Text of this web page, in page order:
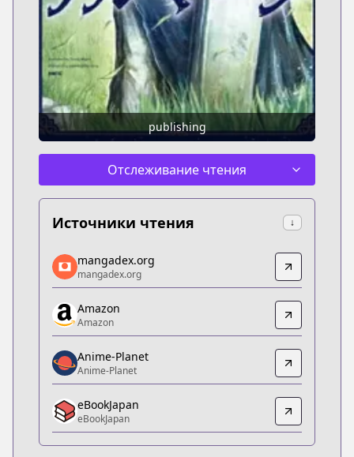
publishing
Отслеживание чтения
Источники чтения ↓
mangadex.org
mangadex.org
https://mangadex.org/title/d803df2d-9706-41ed-
Amazon
Amazon
https://www.amazon.co.jp/dp/B0BS98DGFJ
Anime-Planet
Anime-Planet
https://www.anime-planet.com/manga/almark
eBookJapan
eBookJapan
mangadex.org
mangadex.org
Amazon
Amazon
Anime-Planet
Anime-Planet
eBookJapan
eBookJapan